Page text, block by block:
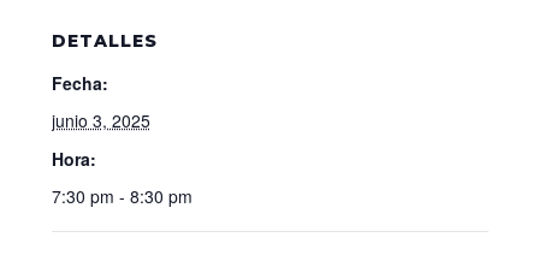
DETALLES
Fecha:
junio 3, 2025
Hora:
7:30 pm - 8:30 pm